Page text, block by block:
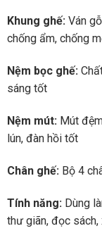
Khung ghế: Ván
chống ẩm, chống
Nệm bọc ghế:
sáng tốt
Nệm mút: Mút
lún, đàn hồi tốt
Chân ghế: Bộ 4
Tính năng: Dùng
thư giãn, đọc